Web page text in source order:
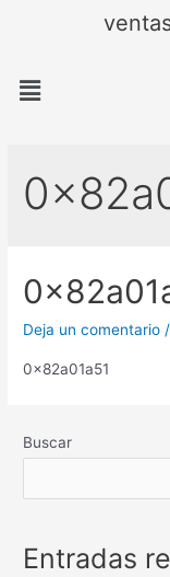
Deja un comentario /
0x82a01a51
Buscar
Entradas